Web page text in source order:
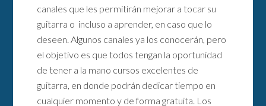
canales que les permitirán mejorar a tocar su
guitarra o incluso a aprender, en caso que lo
deseen. Algunos canales ya los conocerán, pero
el objetivo es que todos tengan la oportunidad
de tener a la mano cursos excelentes de
guitarra, en donde podrán dedicar tiempo en
cualquier momento y de forma gratuita. Los